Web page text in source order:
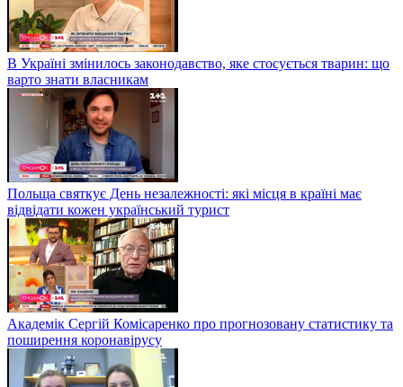
В Україні змінилось законодавство, яке стосується тварин: що
варто знати власникам
Польща святкує День незалежності: які місця в країні має
відвідати кожен український турист
Академік Сергій Комісаренко про прогнозовану статистику та
поширення коронавірусу